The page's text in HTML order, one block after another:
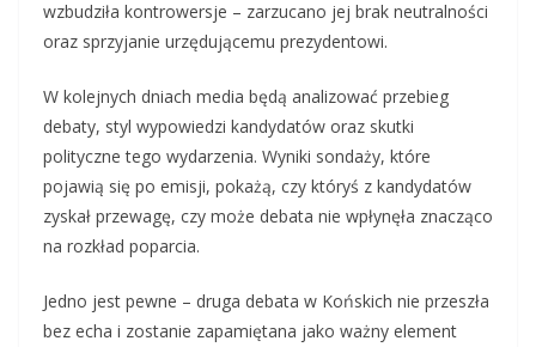
wzbudziła kontrowersje – zarzucano jej brak neutralności
oraz sprzyjanie urzędującemu prezydentowi.
W kolejnych dniach media będą analizować przebieg
debaty, styl wypowiedzi kandydatów oraz skutki
polityczne tego wydarzenia. Wyniki sondaży, które
pojawią się po emisji, pokażą, czy któryś z kandydatów
zyskał przewagę, czy może debata nie wpłynęła znacząco
na rozkład poparcia.
Jedno jest pewne – druga debata w Końskich nie przeszła
bez echa i zostanie zapamiętana jako ważny element